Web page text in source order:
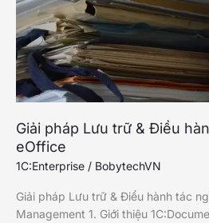
Payroll
Giải pháp Lưu trữ & Điều
eOffice
1C:Enterprise / BobytechVN
Giải pháp Lưu trữ & Điều hành tác
Management 1. Giới thiệu